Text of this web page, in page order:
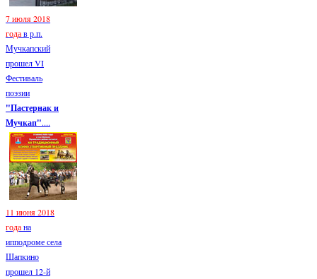
7 июля 2018
годав р.п.
Мучкапский
прошел VI
Фестиваль
поэзии
"Пастернак и
Мучкап"....
11 июня 2018
годана
ипподроме села
Шапкино
прошел 12-й